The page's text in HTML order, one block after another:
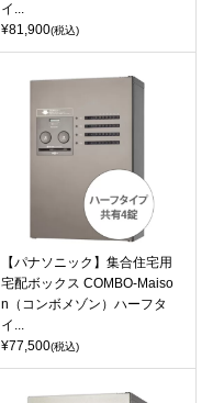
イ...
¥81,900(税込)
【パナソニック】集合住宅用
宅配ボックス COMBO-Maiso
n（コンボメゾン）ハーフタ
イ...
¥77,500(税込)